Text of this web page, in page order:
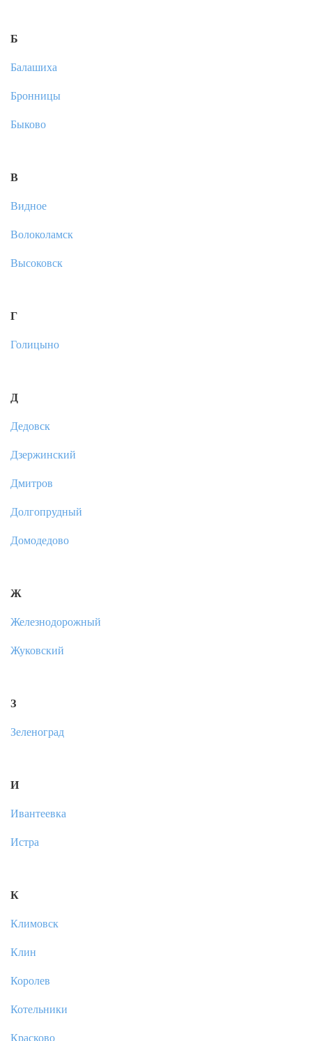
Б
Балашиха
Бронницы
Быково
В
Видное
Волоколамск
Высоковск
Г
Голицыно
Д
Дедовск
Дзержинский
Дмитров
Долгопрудный
Домодедово
Ж
Железнодорожный
Жуковский
З
Зеленоград
И
Ивантеевка
Истра
К
Климовск
Клин
Королев
Котельники
Красково